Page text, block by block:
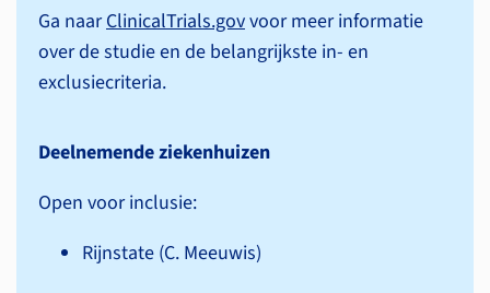
Ga naarClinicalTrials.govvoor meer informatie
over de studie en de belangrijkste in- en
exclusiecriteria.
Deelnemende ziekenhuizen
Open voor inclusie:
Rijnstate (C. Meeuwis)